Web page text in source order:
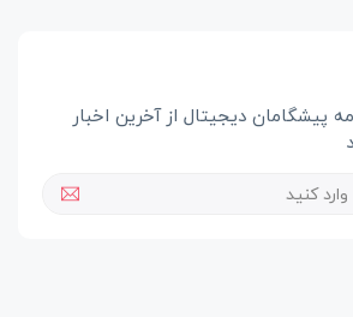
پیشگامان دیجیتال از آخرین اخبار